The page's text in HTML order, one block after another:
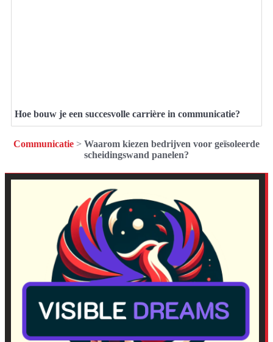
Hoe bouw je een succesvolle carrière in communicatie?
Communicatie > Waarom kiezen bedrijven voor geïsoleerde
scheidingswand panelen?